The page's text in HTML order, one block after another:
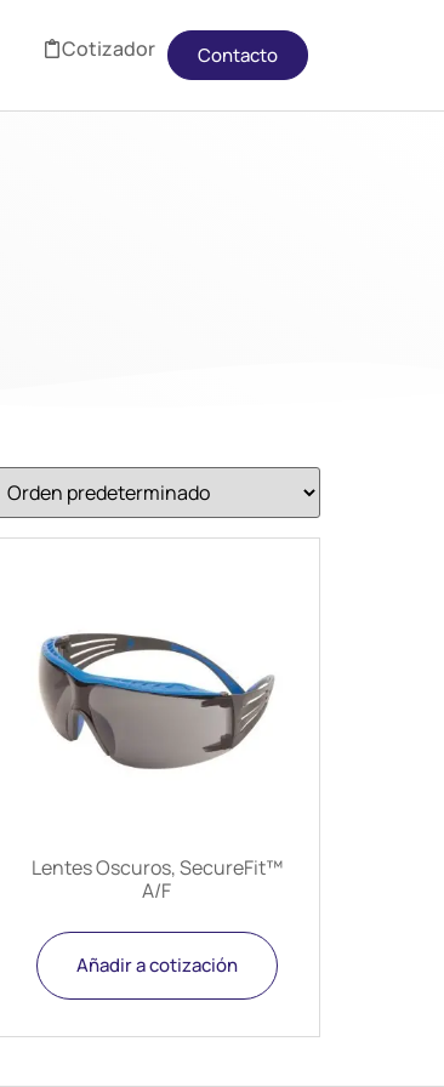
Cotizador Contacto
Lentes Oscuros, SecureFit™
A/F
Añadir a cotización